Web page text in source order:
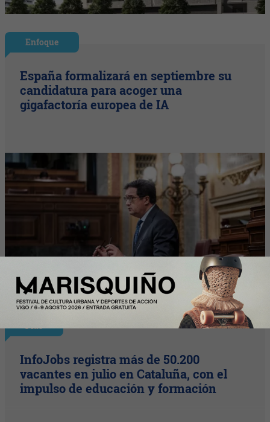
Enfoque
España formalizará en septiembre su
candidatura para acoger una
gigafactoría europea de IA
Plus
InfoJobs registra más de 50.200
vacantes en julio en Cataluña, con el
impulso de educación y formación